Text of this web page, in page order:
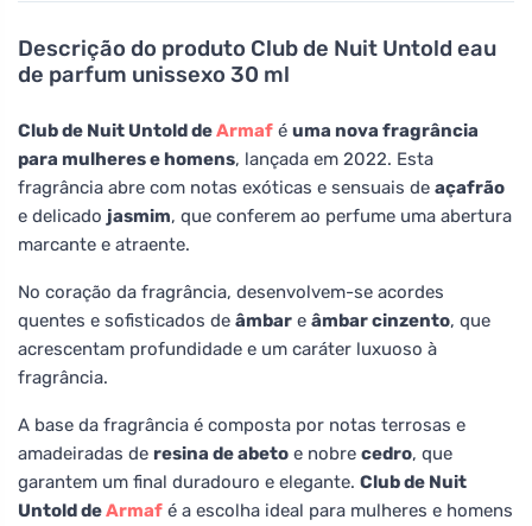
Descrição do produto Club de Nuit Untold eau
de parfum unissexo 30 ml
Club de Nuit Untold deArmaf é uma nova fragrância
para mulheres e homens, lançada em 2022. Esta
fragrância abre com notas exóticas e sensuais de açafrão
e delicado jasmim, que conferem ao perfume uma abertura
marcante e atraente.
No coração da fragrância, desenvolvem-se acordes
quentes e sofisticados de âmbar e âmbar cinzento, que
acrescentam profundidade e um caráter luxuoso à
fragrância.
A base da fragrância é composta por notas terrosas e
amadeiradas de resina de abeto e nobre cedro, que
garantem um final duradouro e elegante. Club de Nuit
Untold deArmaf é a escolha ideal para mulheres e homens